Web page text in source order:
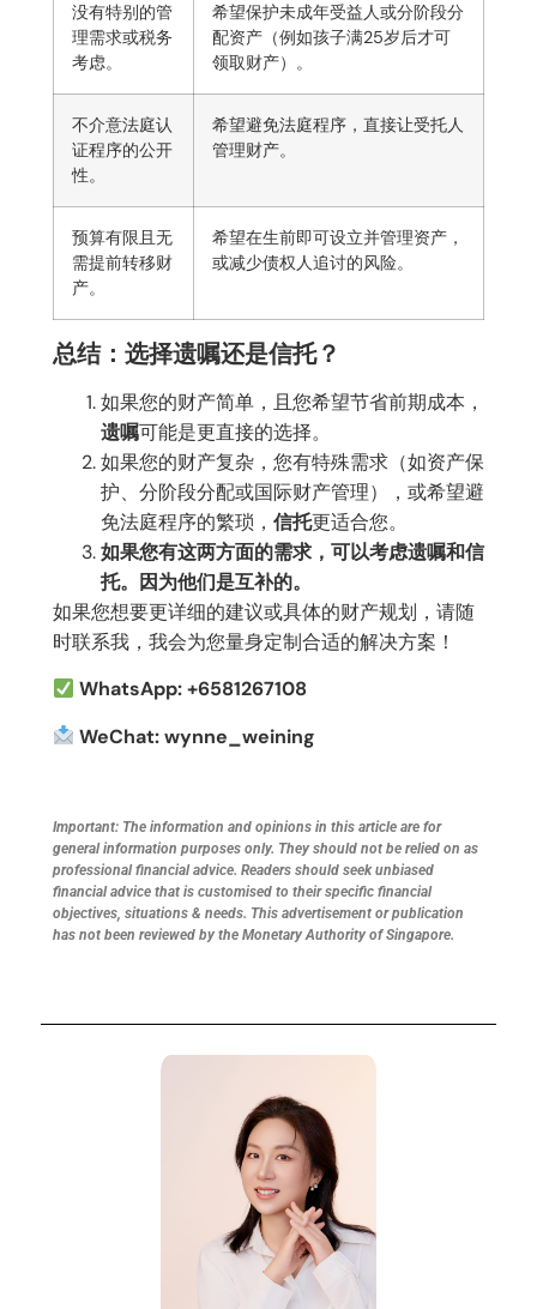
没有特别的管
理需求或税务
考虑。
希望保护未成年受益人或分阶段分
配资产（例如孩子满25岁后才可
领取财产）。
不介意法庭认
证程序的公开
性。
希望避免法庭程序，直接让受托人
管理财产。
预算有限且无
需提前转移财
产。
希望在生前即可设立并管理资产，
或减少债权人追讨的风险。
总结：选择遗嘱还是信托？
如果您的财产简单，且您希望节省前期成本，
遗嘱可能是更直接的选择。
如果您的财产复杂，您有特殊需求（如资产保
护、分阶段分配或国际财产管理），或希望避
免法庭程序的繁琐， 信托更适合您。
如果您有这两方面的需求，可以考虑遗嘱和信
托。因为他们是互补的。
如果您想要更详细的建议或具体的财产规划，请随
时联系我，我会为您量身定制合适的解决方案！
WhatsApp: +6581267108
WeChat: wynne_weining
Important: The information and opinions in this article are for
general information purposes only. They should not be relied on as
professional financial advice. Readers should seek unbiased
financial advice that is customised to their specific financial
objectives, situations & needs. This advertisement or publication
has not been reviewed by the Monetary Authority of Singapore.